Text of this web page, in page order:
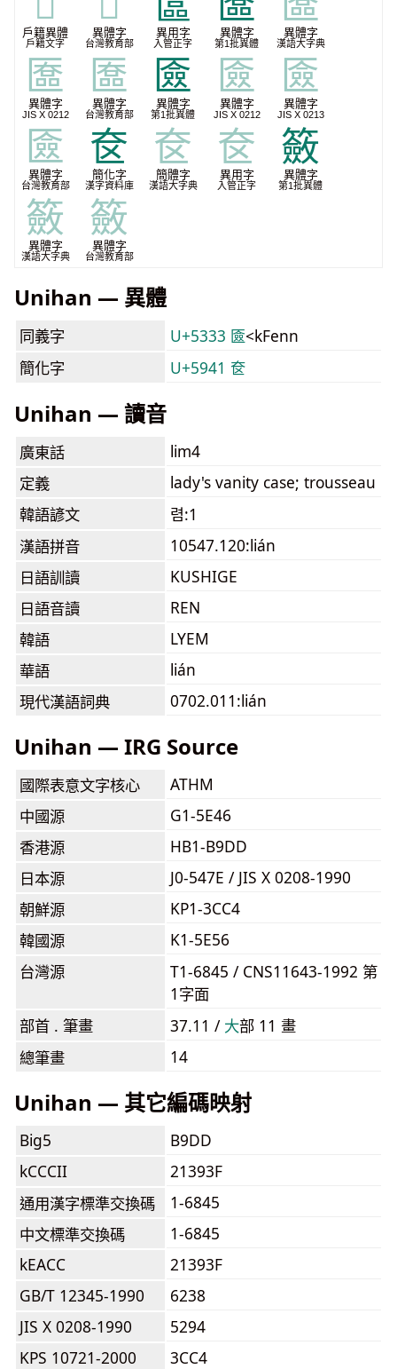
戶籍異體
戶籍文字
異體字
台灣教育部
異用字
入管正字
異體字
第1批異體
異體字
漢語大字典
匲
異體字
JIS X 0212
匲
異體字
台灣教育部
匳
異體字
第1批異體
匳
異體字
JIS X 0212
匳
異體字
JIS X 0213
匳
異體字
台灣教育部
奁
簡化字
漢字資料庫
奁
簡體字
漢語大字典
奁
異用字
入管正字
籢
異體字
第1批異體
籢
異體字
漢語大字典
籢
異體字
台灣教育部
Unihan — 異體
同義字 U+5333 匳<kFenn
簡化字
U+5941 奁
Unihan — 讀音
廣東話
lim4
定義
lady's vanity case; trousseau
韓語諺文
렴:1
漢語拼音
10547.120:lián
日語訓讀
KUSHIGE
日語音讀
REN
韓語
LYEM
華語
lián
現代漢語詞典
0702.011:lián
Unihan — IRG Source
國際表意文字核心
ATHM
中國源
G1-5E46
香港源
HB1-B9DD
日本源
J0-547E / JIS X 0208-1990
朝鮮源
KP1-3CC4
韓國源
K1-5E56
台灣源
T1-6845 / CNS11643-1992 第
1字面
部首 . 筆畫
37.11 / ⼤部 11 畫
總筆畫
14
Unihan — 其它編碼映射
Big5
B9DD
kCCCII
21393F
通用漢字標準交換碼
1-6845
中文標準交換碼
1-6845
kEACC
21393F
GB/T 12345-1990
6238
JIS X 0208-1990
5294
KPS 10721-2000
3CC4